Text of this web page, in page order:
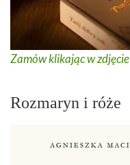
Zamów klikając w zdjęcie
Rozmaryn i róże